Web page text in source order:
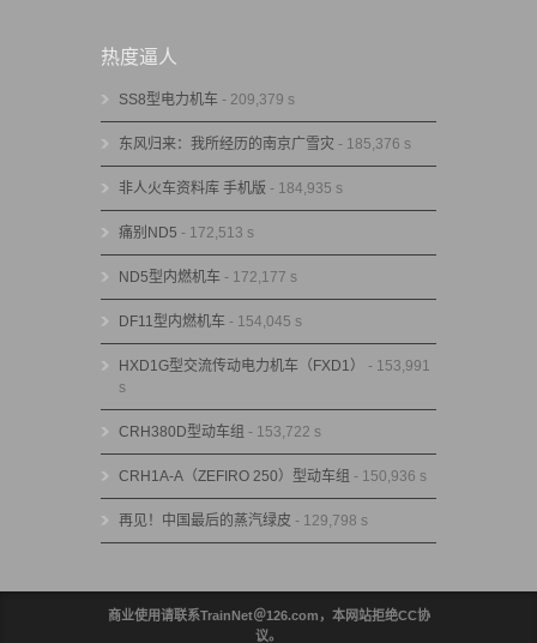
热度逼人
SS8型电力机车 - 209,379 s
东风归来：我所经历的南京广雪灾 - 185,376 s
非人火车资料库 手机版 - 184,935 s
痛别ND5 - 172,513 s
ND5型内燃机车 - 172,177 s
DF11型内燃机车 - 154,045 s
HXD1G型交流传动电力机车（FXD1）
- 153,991
s
CRH380D型动车组 - 153,722 s
CRH1A-A（ZEFIRO 250）型动车组 - 150,936 s
再见！中国最后的蒸汽绿皮 - 129,798 s
商业使用请联系TrainNet＠126.com，本网站拒绝CC协
议。